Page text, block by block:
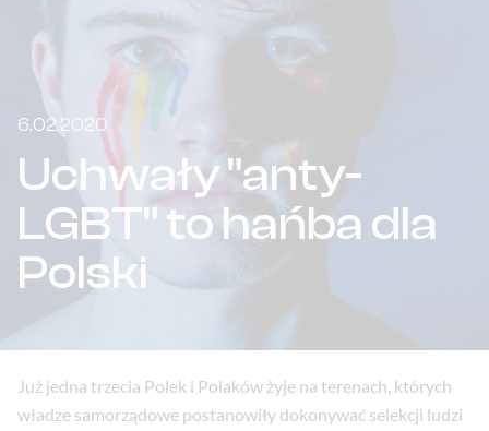
6.02.2020
Uchwały "anty-
LGBT" to hańba dla
Polski
Już jedna trzecia Polek i Polaków żyje na terenach, których
władze samorządowe postanowiły dokonywać selekcji ludzi